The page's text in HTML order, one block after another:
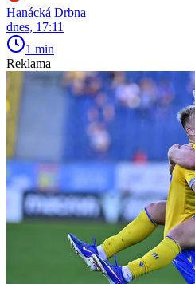
Hanácká Drbna
dnes, 17:11
1 min
Reklama